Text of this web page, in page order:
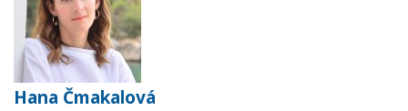
Hana Čmakalová